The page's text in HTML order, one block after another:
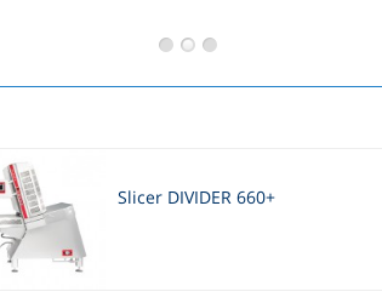
Slicer DIVIDER 660+